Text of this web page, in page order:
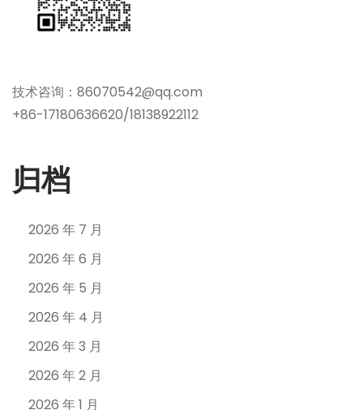
技术咨询：86070542@qq.com
+86-17180636620/18138922112
归档
2026 年 7 月
2026 年 6 月
2026 年 5 月
2026 年 4 月
2026 年 3 月
2026 年 2 月
2026 年 1 月